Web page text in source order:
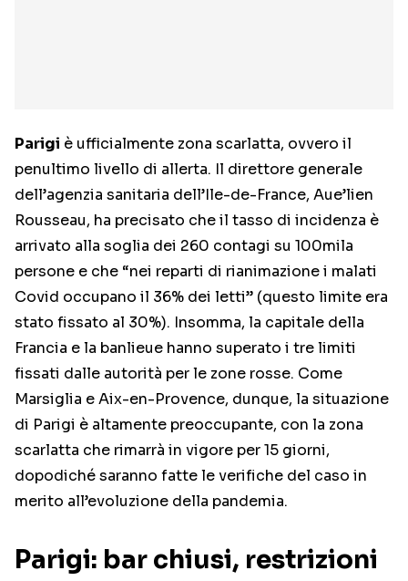
Parigi è ufficialmente zona scarlatta, ovvero il
penultimo livello di allerta. Il direttore generale
dell’agenzia sanitaria dell’Ile-de-France, Aue’lien
Rousseau, ha precisato che il tasso di incidenza è
arrivato alla soglia dei 260 contagi su 100mila
persone e che “nei reparti di rianimazione i malati
Covid occupano il 36% dei letti” (questo limite era
stato fissato al 30%). Insomma, la capitale della
Francia e la banlieue hanno superato i tre limiti
fissati dalle autorità per le zone rosse. Come
Marsiglia e Aix-en-Provence, dunque, la situazione
di Parigi è altamente preoccupante, con la zona
scarlatta che rimarrà in vigore per 15 giorni,
dopodiché saranno fatte le verifiche del caso in
merito all’evoluzione della pandemia.
Parigi: bar chiusi, restrizioni